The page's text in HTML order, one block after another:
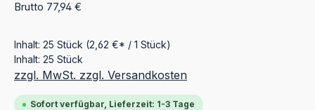
Brutto 77,94 €
Inhalt: 25 Stück (2,62 €* / 1 Stück)
Inhalt: 25 Stück
zzgl. MwSt. zzgl. Versandkosten
Sofort verfügbar, Lieferzeit: 1-3 Tage